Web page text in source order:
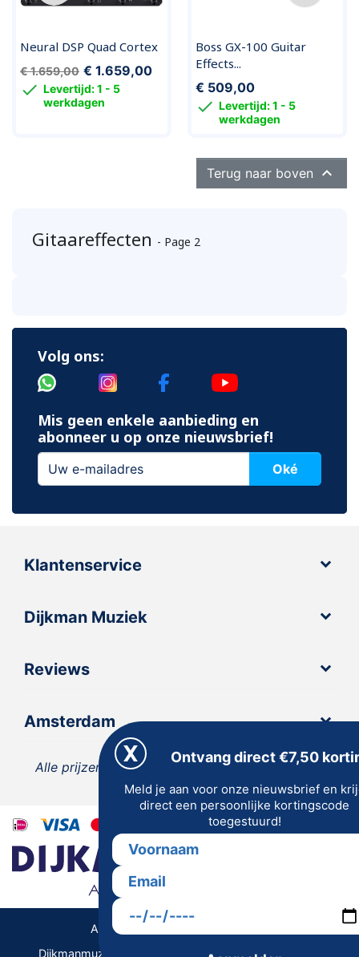
Neural DSP Quad Cortex
€ 1.659,00 € 1.659,00
 Levertijd: 1 - 5
werkdagen
Boss GX-100 Guitar
Effects...
€ 509,00
 Levertijd: 1 - 5
werkdagen
Terug naar boven 
Gitaareffecten - Page 2
Volg ons:
Mis geen enkele aanbieding en
abonneer u op onze nieuwsbrief!
Oké
Klantenservice
Dijkman Muziek
Reviews
Amsterdam
Alle prijzen zijn inclusief 21% BTW, tenzij anders
vermeld.
Dijkmanmuziek 2026 © | Alle rechten voorbehouden
Algemene Voorwaarden | Privacy
Ontvang direct €7,50
Meld je aan voor onze nieuwsbrief en
direct een persoonlijke kortingscode
toegestuurd!